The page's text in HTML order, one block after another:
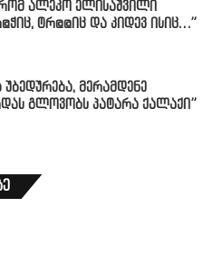
რომ ალეკო ელისაშვილი
ტრ@@იც და კიდევ ისიც…”
მერამდენე
გლოვობს პატარა ქალაქი”